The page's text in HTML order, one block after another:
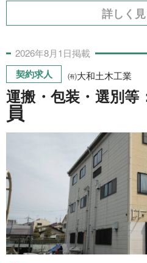
利用規約
プライバシーポリシー
お問い合わせ
詳しく
2026年8月1日掲載
契約求人 ㈲大和土木工業
運搬・包装・選別等
員